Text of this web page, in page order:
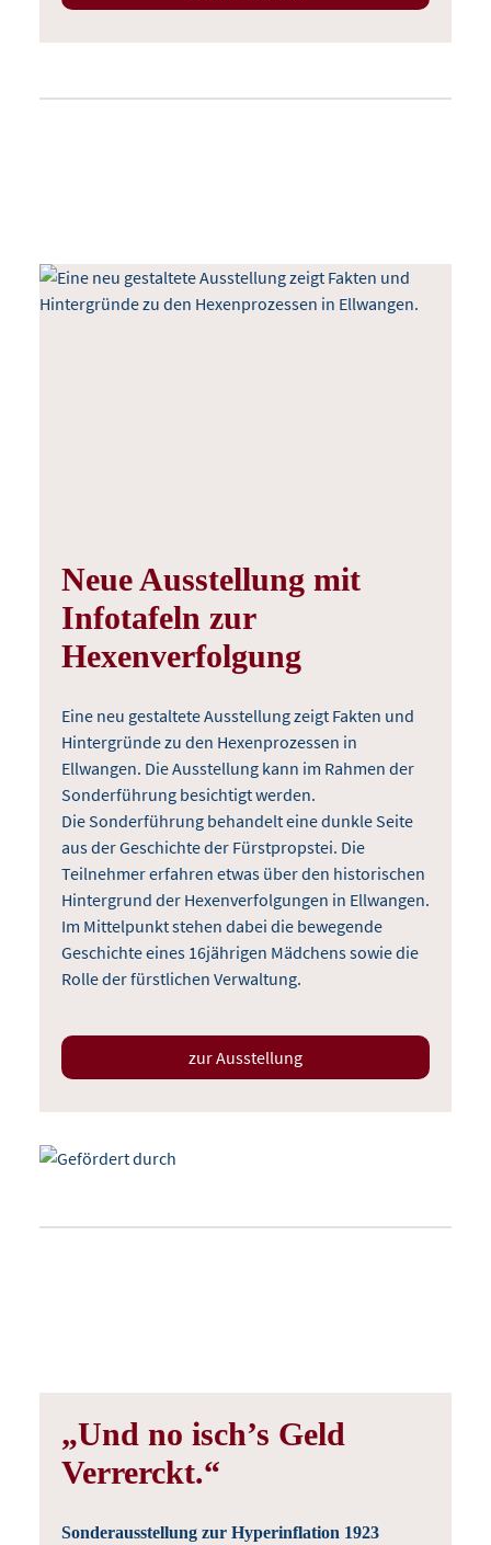
Neue Ausstellung mit
Infotafeln zur
Hexenverfolgung
Eine neu gestaltete Ausstellung zeigt Fakten und
Hintergründe zu den Hexenprozessen in
Ellwangen. Die Ausstellung kann im Rahmen der
Sonderführung besichtigt werden.
Die Sonderführung behandelt eine dunkle Seite
aus der Geschichte der Fürstpropstei. Die
Teilnehmer erfahren etwas über den historischen
Hintergrund der Hexenverfolgungen in Ellwangen.
Im Mittelpunkt stehen dabei die bewegende
Geschichte eines 16jährigen Mädchens sowie die
Rolle der fürstlichen Verwaltung.
zur Ausstellung
„Und no isch’s Geld
Verrerckt.“
Sonderausstellung zur Hyperinflation 1923